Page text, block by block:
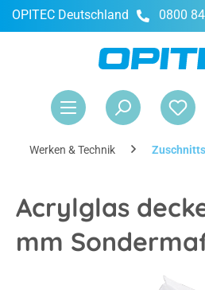
springen
OPITEC Deutschland 0800
Werken & Technik
Acrylglas
mm